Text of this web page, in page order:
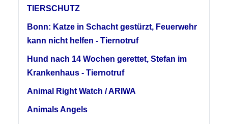
TIERSCHUTZ
Bonn: Katze in Schacht gestürzt, Feuerwehr
kann nicht helfen - Tiernotruf
Hund nach 14 Wochen gerettet, Stefan im
Krankenhaus - Tiernotruf
Animal Right Watch / ARIWA
Animals Angels